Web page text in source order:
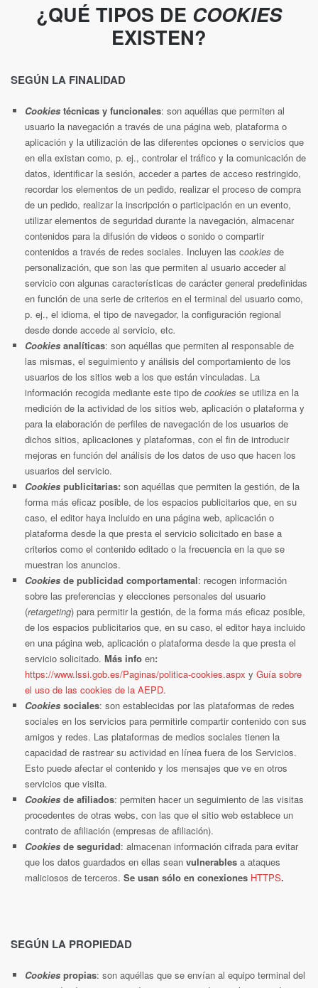
¿QUÉ TIPOS DE COOKIES
EXISTEN?
SEGÚN LA FINALIDAD
Cookies técnicas y funcionales: son aquéllas que permiten al
usuario la navegación a través de una página web, plataforma o
aplicación y la utilización de las diferentes opciones o servicios que
en ella existan como, p. ej., controlar el tráfico y la comunicación de
datos, identificar la sesión, acceder a partes de acceso restringido,
recordar los elementos de un pedido, realizar el proceso de compra
de un pedido, realizar la inscripción o participación en un evento,
utilizar elementos de seguridad durante la navegación, almacenar
contenidos para la difusión de videos o sonido o compartir
contenidos a través de redes sociales. Incluyen las cookies de
personalización, que son las que permiten al usuario acceder al
servicio con algunas características de carácter general predefinidas
en función de una serie de criterios en el terminal del usuario como,
p. ej., el idioma, el tipo de navegador, la configuración regional
desde donde accede al servicio, etc.
Cookies analíticas: son aquéllas que permiten al responsable de
las mismas, el seguimiento y análisis del comportamiento de los
usuarios de los sitios web a los que están vinculadas. La
información recogida mediante este tipo de cookies se utiliza en la
medición de la actividad de los sitios web, aplicación o plataforma y
para la elaboración de perfiles de navegación de los usuarios de
dichos sitios, aplicaciones y plataformas, con el fin de introducir
mejoras en función del análisis de los datos de uso que hacen los
usuarios del servicio.
Cookies publicitarias: son aquéllas que permiten la gestión, de la
forma más eficaz posible, de los espacios publicitarios que, en su
caso, el editor haya incluido en una página web, aplicación o
plataforma desde la que presta el servicio solicitado en base a
criterios como el contenido editado o la frecuencia en la que se
muestran los anuncios.
Cookies de publicidad comportamental: recogen información
sobre las preferencias y elecciones personales del usuario
(retargeting) para permitir la gestión, de la forma más eficaz posible,
de los espacios publicitarios que, en su caso, el editor haya incluido
en una página web, aplicación o plataforma desde la que presta el
servicio solicitado. Más info en:
https://www.lssi.gob.es/Paginas/politica-cookies.aspx y Guía sobre
el uso de las cookies de la AEPD.
Cookies sociales: son establecidas por las plataformas de redes
sociales en los servicios para permitirle compartir contenido con sus
amigos y redes. Las plataformas de medios sociales tienen la
capacidad de rastrear su actividad en línea fuera de los Servicios.
Esto puede afectar el contenido y los mensajes que ve en otros
servicios que visita.
Cookies de afiliados: permiten hacer un seguimiento de las visitas
procedentes de otras webs, con las que el sitio web establece un
contrato de afiliación (empresas de afiliación).
Cookies de seguridad: almacenan información cifrada para evitar
que los datos guardados en ellas sean vulnerables a ataques
maliciosos de terceros. Se usan sólo en conexiones HTTPS.
SEGÚN LA PROPIEDAD
Cookies propias: son aquéllas que se envían al equipo terminal del